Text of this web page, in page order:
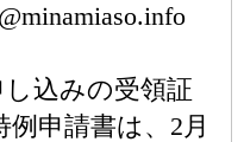
込みの受領証
申請書は、2月